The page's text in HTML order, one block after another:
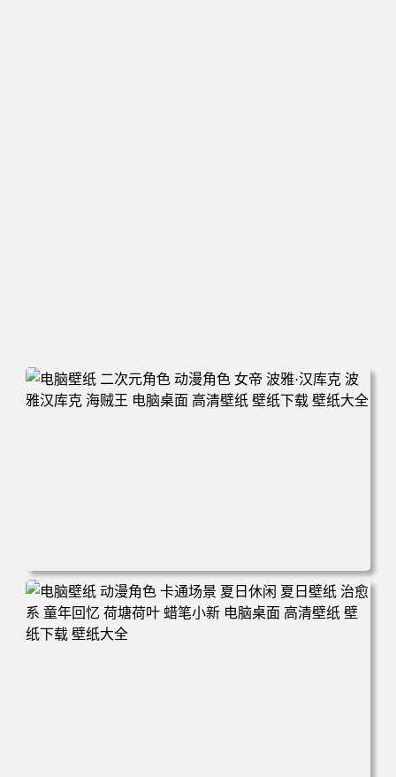
电脑壁纸 二次元角色 动漫角色 女帝 波雅·汉库克 波雅汉库
克 海贼王 电脑桌面 高清壁纸 壁纸下载 壁纸大全